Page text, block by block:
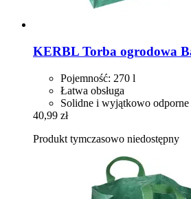
KERBL Torba ogrodowa
Pojemność: 270 l
Łatwa obsługa
Solidne i wyjątkowo
40,99 zł
Produkt tymczasowo niedostępny